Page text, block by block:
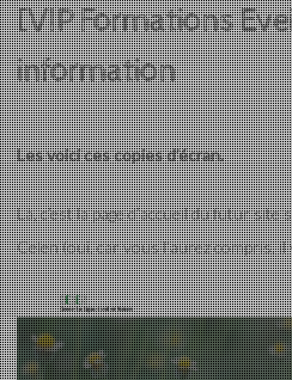
[VIP Formations
information
Les voici ces copies d’écran.
Là, c’est la page d’accueil du futur
Celen (oui, car vous l’aurez compris, il